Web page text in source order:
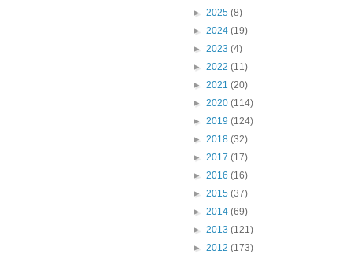
► 2025 (8)
► 2024 (19)
► 2023 (4)
► 2022 (11)
► 2021 (20)
► 2020 (114)
► 2019 (124)
► 2018 (32)
► 2017 (17)
► 2016 (16)
► 2015 (37)
► 2014 (69)
► 2013 (121)
► 2012 (173)